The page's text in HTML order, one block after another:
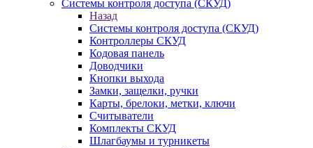
Системы контроля доступа (СКУД)
Назад
Системы контроля доступа (СКУД)
Контроллеры СКУД
Кодовая панель
Доводчики
Кнопки выхода
Замки, защелки, ручки
Карты, брелоки, метки, ключи
Считыватели
Комплекты СКУД
Шлагбаумы и турникеты